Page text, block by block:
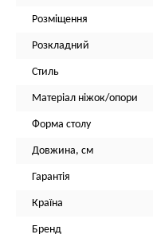
Розміщення
Розкладний
Стиль
Матеріал ніжок/опори
Форма столу
Довжина, см
Гарантія
Країна
Бренд